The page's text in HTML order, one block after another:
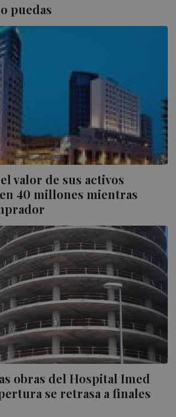
puedas
valor de sus activos
40 millones mientras
obras del Hospital Imed
se retrasa a finales